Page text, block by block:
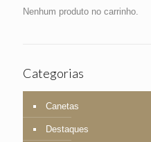
Nenhum produto no carrinho.
Categorias
Canetas
Destaques